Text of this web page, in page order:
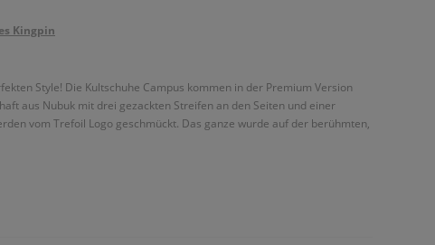
Kingpin
Style! Die Kultschuhe Campus kommen in der Premium Version
aus Nubuk mit drei gezackten Streifen an den Seiten und einer
vom Trefoil Logo geschmückt. Das ganze wurde auf der berühmten,